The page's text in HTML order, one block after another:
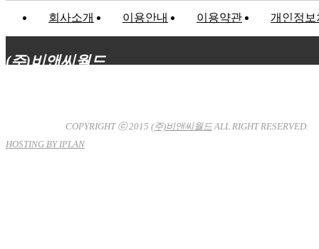
회사소개 이용안내 이용약관 개인정보
(주)비앤씨월드
COPYRIGHT ⓒ 2015 (주)비앤씨월드ALL RIGHT RESERVED.
HOSTING BY IPLAN